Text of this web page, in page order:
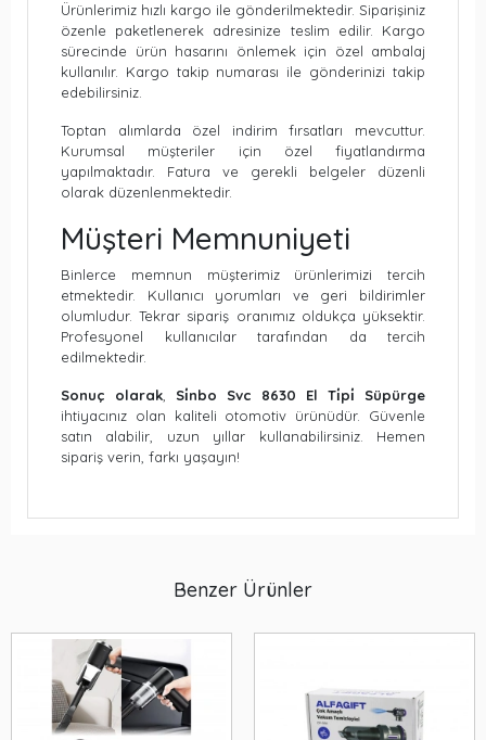
Ürünlerimiz hızlı kargo ile gönderilmektedir. Siparişiniz
özenle paketlenerek adresinize teslim edilir. Kargo
sürecinde ürün hasarını önlemek için özel ambalaj
kullanılır. Kargo takip numarası ile gönderinizi takip
edebilirsiniz.
Toptan alımlarda özel indirim fırsatları mevcuttur.
Kurumsal müşteriler için özel fiyatlandırma
yapılmaktadır. Fatura ve gerekli belgeler düzenli
olarak düzenlenmektedir.
Müşteri Memnuniyeti
Binlerce memnun müşterimiz ürünlerimizi tercih
etmektedir. Kullanıcı yorumları ve geri bildirimler
olumludur. Tekrar sipariş oranımız oldukça yüksektir.
Profesyonel kullanıcılar tarafından da tercih
edilmektedir.
Sonuç olarak
Si̇nbo Svc 8630 El Ti̇pi̇ Süpürge
ihtiyacınız olan kaliteli otomotiv ürünüdür. Güvenle
satın alabilir, uzun yıllar kullanabilirsiniz. Hemen
sipariş verin, farkı yaşayın!
Benzer Ürünler